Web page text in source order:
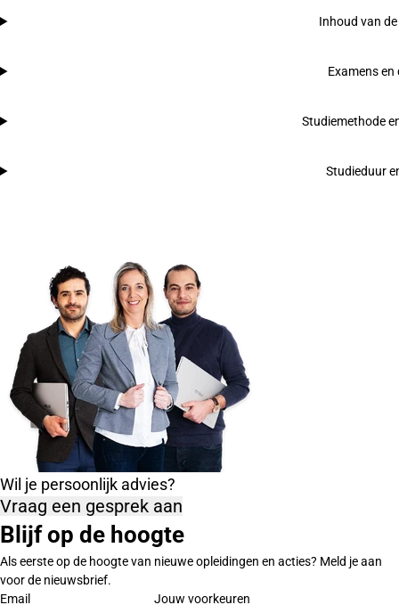
Inhoud van
Examens
Studiemethode
Studieduur
Wil je persoonlijk advies?
Vraag een gesprek aan
Blijf op de hoogte
Als eerste op de hoogte van nieuwe opleidingen en acties? Meld je aan
voor de nieuwsbrief.
Email
Jouw voorkeuren